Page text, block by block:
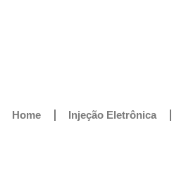
Home Injeção Eletrônica